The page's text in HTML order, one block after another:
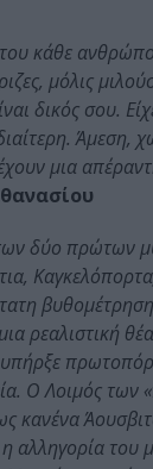
κάθε
μόλις
δικός σου.
Άμεση,
μια
δύο πρώτων
ρεαλιστική
O Λοιμός των
κανένα
αλληγορία του